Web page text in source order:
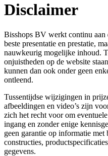
Disclaimer
Bisshops BV werkt continu
beste presentatie en prestatie,
nauwkeurig mogelijke inhoud.
onjuistheden op de website
kunnen dan ook onder geen
ontleend.
Tussentijdse wijzigingen in
afbeeldingen en video’s zijn
zich het recht voor om
ingang en zonder enige
geen garantie op informatie
constructies,
gegevens.